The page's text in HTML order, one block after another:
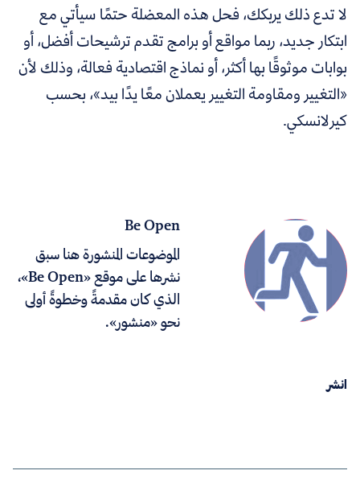
Be Open
الموضوعات المنشورة هنا سبق
نشرها على موقع «Be Open»،
الذي كان مقدمةً وخطوةً أولى
نحو «منشور».
انشر
لا تدع ذلك يربكك، فحل هذه المعضلة حتمًا سيأتي مع
ابتكار جديد، ربما مواقع أو برامج تقدم ترشيحات أفضل، أو
بوابات موثوقًا بها أكثر، أو نماذج اقتصادية فعالة، وذلك لأن
«التغيير ومقاومة التغيير يعملان معًا يدًا بيد»، بحسب
كيرلانسكي.